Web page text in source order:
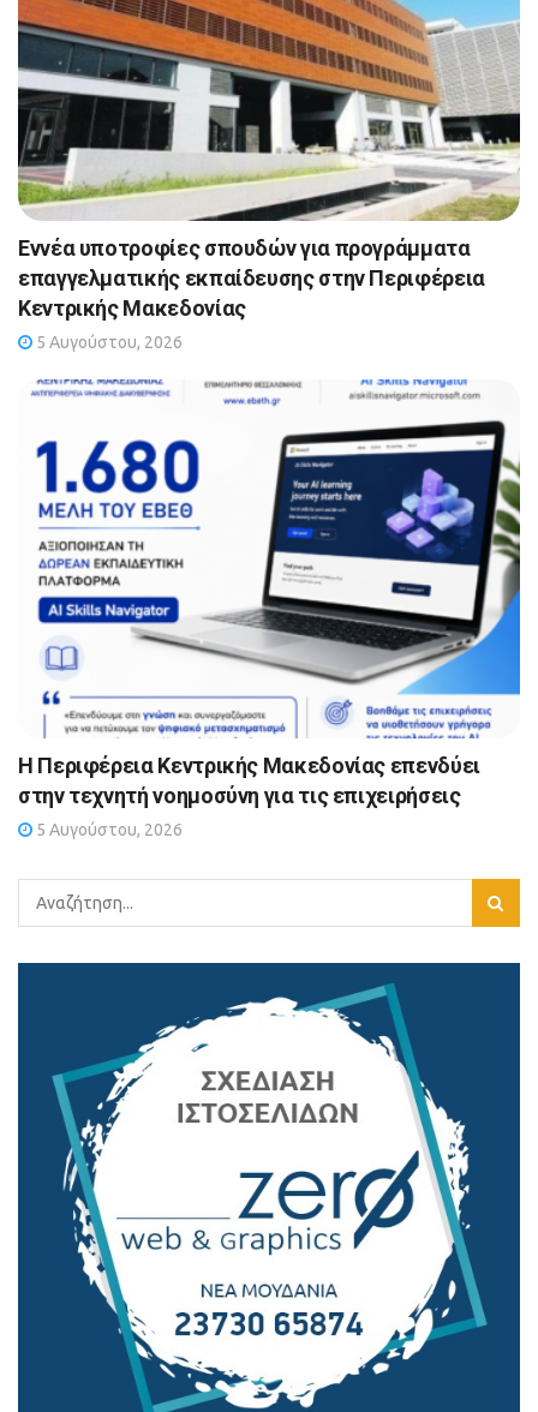
Εννέα υποτροφίες σπουδών για προγράμματα
επαγγελματικής εκπαίδευσης στην Περιφέρεια
Κεντρικής Μακεδονίας
5 Αυγούστου, 2026
Η Περιφέρεια Κεντρικής Μακεδονίας επενδύει
στην τεχνητή νοημοσύνη για τις επιχειρήσεις
5 Αυγούστου, 2026